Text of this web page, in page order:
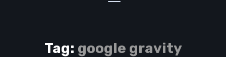
Tag: google gravity